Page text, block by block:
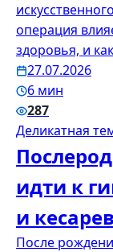
операция
здоровья, и
27.07.2026
6 мин
287
Деликатная
идти к
и
После